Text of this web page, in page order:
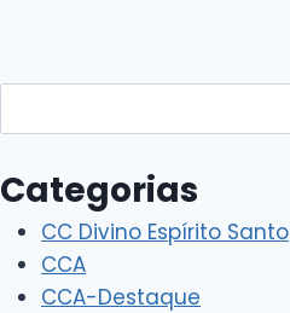
Categorias
CC Divino Espírito Santo
CCA
CCA-Destaque